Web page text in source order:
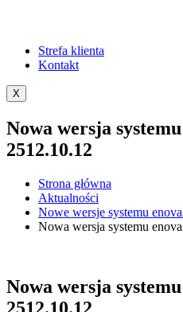
Strefa klienta
Kontakt
X
Nowa wersja
2512.10.12
Strona główna
Aktualności
Nowe wersje systemu
Nowa wersja systemu
Nowa wersja